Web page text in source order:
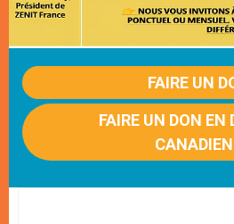
FAIRE UN
FAIRE UN DON EN